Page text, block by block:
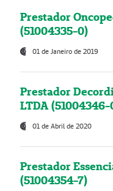
Prestador
(51004335-0)
01 de Janeiro de 2019
Prestador
LTDA (51004346-
01 de Abril de 2020
Prestador
(51004354-7)